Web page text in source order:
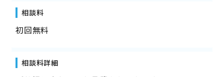
相談料
初回無料
相談料詳細